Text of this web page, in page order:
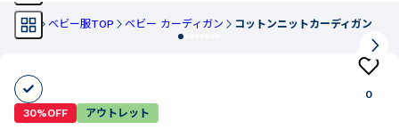
TOP ベビー服TOP ベビー カーディガン コットンニットカーディガン
0
30%OFF
アウトレット